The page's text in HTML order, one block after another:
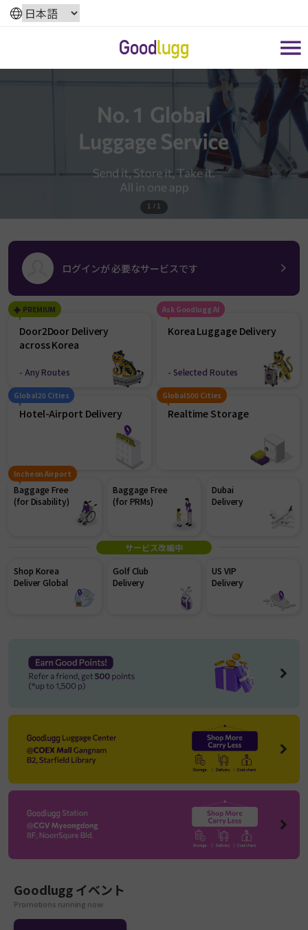
1 / 1
ログインが 必要なサービスです
PREMIUM
Door2Door Delivery
across Korea
- Any Routes
Korea Luggage Delivery
- Selected Routes
Ask Goodlugg AI
Hotel-Airport Delivery
Global 20 Cities
Realtime Storage
Global 500 Cities
Baggage Free
(for Disability)
Incheon Airport
Baggage Free
(for PRMs)
Dubai
Delivery
サービス改編中
Shop Korea
Deliver Global
Golf Club
Delivery
US VIP
Delivery
Goodluggイベント
Promotions running now